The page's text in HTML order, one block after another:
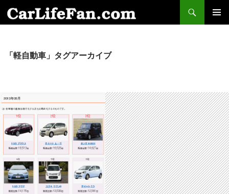
索コ
ン
キ
ッ
プ
「軽自動車」タグアーカイブ